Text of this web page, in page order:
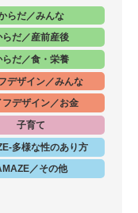
らだ／みんな
らだ／産前産後
らだ／食・栄養
デザイン／みんな
フデザイン／お金
子育て
多様な性のあり方
／その他